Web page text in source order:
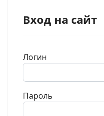
Вход на сайт
Логин
Пароль